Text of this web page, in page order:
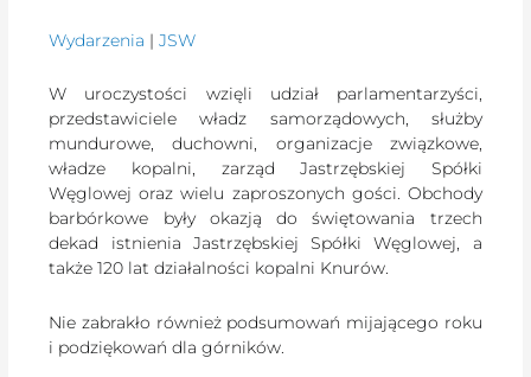
Wydarzenia |JSW
W uroczystości wzięli udział parlamentarzyści,
przedstawiciele władz samorządowych, służby
mundurowe, duchowni, organizacje związkowe,
władze kopalni, zarząd Jastrzębskiej Spółki
Węglowej oraz wielu zaproszonych gości. Obchody
barbórkowe były okazją do świętowania trzech
dekad istnienia Jastrzębskiej Spółki Węglowej, a
także 120 lat działalności kopalni Knurów.
Nie zabrakło również podsumowań mijającego roku
i podziękowań dla górników.